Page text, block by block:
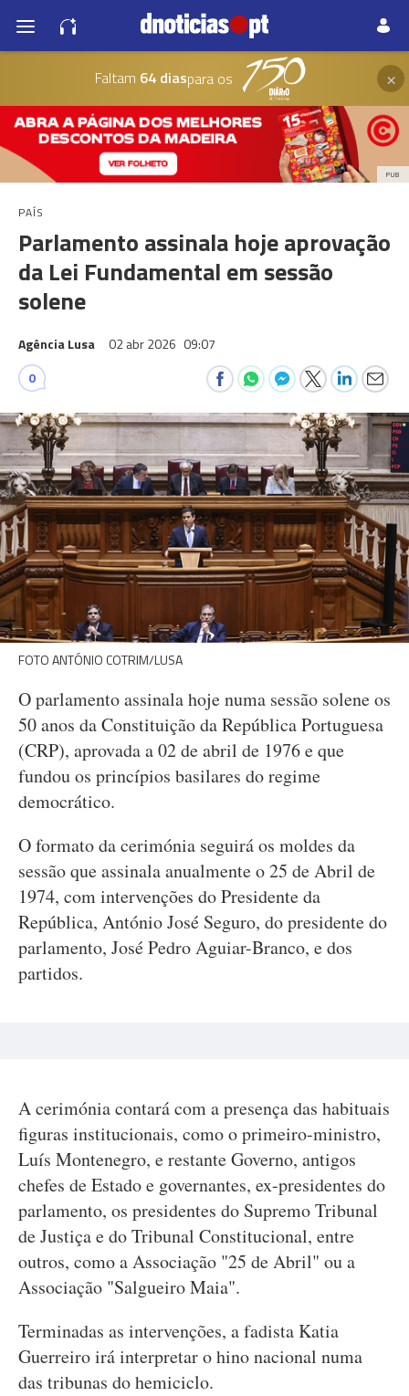
Faltam 64 diaspara os ×
PUB
PAÍS
Parlamento assinala hoje aprovação
da Lei Fundamental em sessão
solene
Agência Lusa 02 abr 2026 09:07
0
FOTO ANTÓNIO COTRIM/LUSA
O parlamento assinala hoje numa sessão solene os
50 anos da Constituição da República Portuguesa
(CRP), aprovada a 02 de abril de 1976 e que
fundou os princípios basilares do regime
democrático.
O formato da cerimónia seguirá os moldes da
sessão que assinala anualmente o 25 de Abril de
1974, com intervenções do Presidente da
República, António José Seguro, do presidente do
parlamento, José Pedro Aguiar-Branco, e dos
partidos.
A cerimónia contará com a presença das habituais
figuras institucionais, como o primeiro-ministro,
Luís Montenegro, e restante Governo, antigos
chefes de Estado e governantes, ex-presidentes do
parlamento, os presidentes do Supremo Tribunal
de Justiça e do Tribunal Constitucional, entre
outros, como a Associação "25 de Abril" ou a
Associação "Salgueiro Maia".
Terminadas as intervenções, a fadista Katia
Guerreiro irá interpretar o hino nacional numa
das tribunas do hemiciclo.